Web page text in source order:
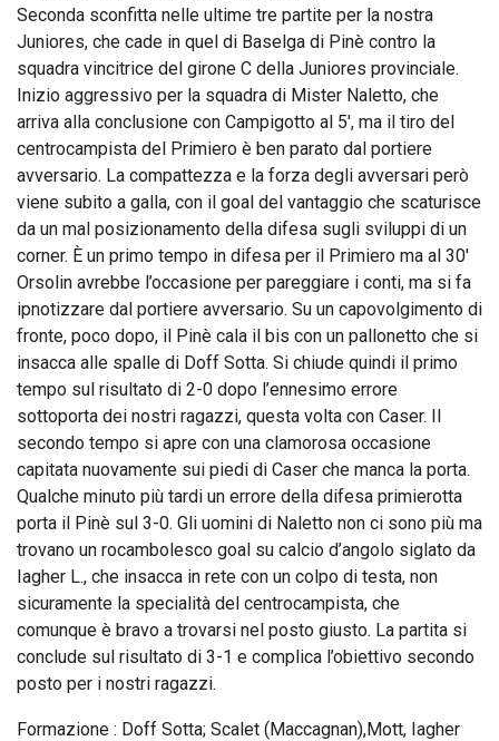
Seconda sconfitta nelle ultime tre partite per la nostra
Juniores, che cade in quel di Baselga di Pinè contro la
squadra vincitrice del girone C della Juniores provinciale.
Inizio aggressivo per la squadra di Mister Naletto, che
arriva alla conclusione con Campigotto al 5′, ma il tiro del
centrocampista del Primiero è ben parato dal portiere
avversario. La compattezza e la forza degli avversari però
viene subito a galla, con il goal del vantaggio che scaturisce
da un mal posizionamento della difesa sugli sviluppi di un
corner. È un primo tempo in difesa per il Primiero ma al 30′
Orsolin avrebbe l’occasione per pareggiare i conti, ma si fa
ipnotizzare dal portiere avversario. Su un capovolgimento di
fronte, poco dopo, il Pinè cala il bis con un pallonetto che si
insacca alle spalle di Doff Sotta. Si chiude quindi il primo
tempo sul risultato di 2-0 dopo l’ennesimo errore
sottoporta dei nostri ragazzi, questa volta con Caser. Il
secondo tempo si apre con una clamorosa occasione
capitata nuovamente sui piedi di Caser che manca la porta.
Qualche minuto più tardi un errore della difesa primierotta
porta il Pinè sul 3-0. Gli uomini di Naletto non ci sono più ma
trovano un rocambolesco goal su calcio d’angolo siglato da
Iagher L., che insacca in rete con un colpo di testa, non
sicuramente la specialità del centrocampista, che
comunque è bravo a trovarsi nel posto giusto. La partita si
conclude sul risultato di 3-1 e complica l’obiettivo secondo
posto per i nostri ragazzi.
Formazione : Doff Sotta; Scalet (Maccagnan),Mott, Iagher